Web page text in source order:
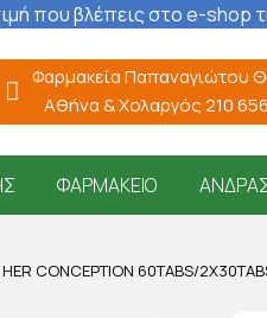
που βλέπεις στο e-shop
Φαρμακεία Παπαναγιώτου
Αθήνα & Χολαργός 210
ΦΑΡΜΑΚΕΊΟ
CONCEPTION 60TABS/